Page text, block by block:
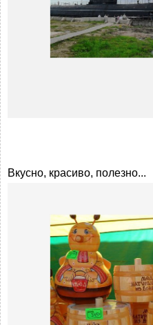
Вкусно, красиво, полезно...